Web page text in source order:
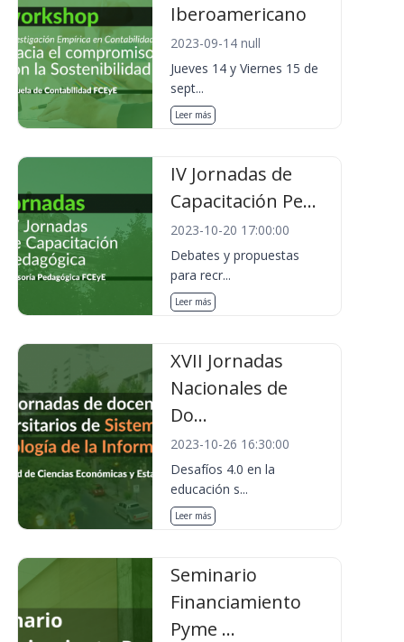
Iberoamericano
2023-09-14 null
Jueves 14 y Viernes 15 de
sept...
Leer más
IV Jornadas de
Capacitación Pe...
2023-10-20 17:00:00
Debates y propuestas
para recr...
Leer más
XVII Jornadas
Nacionales de
Do...
2023-10-26 16:30:00
Desafíos 4.0 en la
educación s...
Leer más
Seminario
Financiamiento
Pyme ...